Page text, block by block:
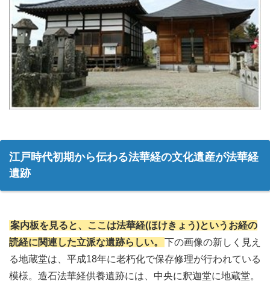
江戸時代初期から伝わる法華経の文化遺産が法華経
遺跡
案内板を見ると、ここは法華経(ほけきょう)というお経の
読経に関連した立派な遺跡らしい。
下の画像の新しく見え
る地蔵堂は、平成18年に老朽化で保存修理が行われている
模様。造石法華経供養遺跡には、中央に釈迦堂に地蔵堂。